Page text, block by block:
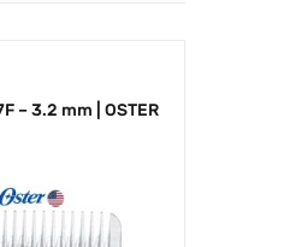
– 3.2 mm | OSTER